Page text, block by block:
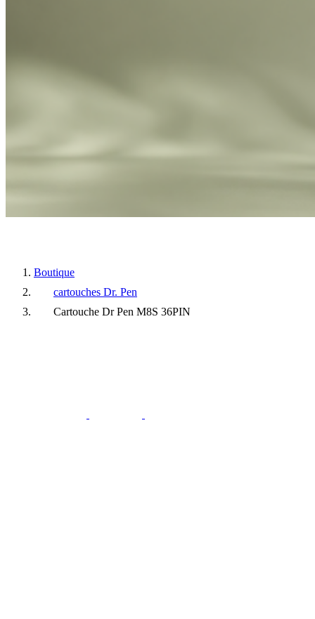
Boutique
cartouches Dr. Pen
Cartouche Dr Pen M8S 36PIN